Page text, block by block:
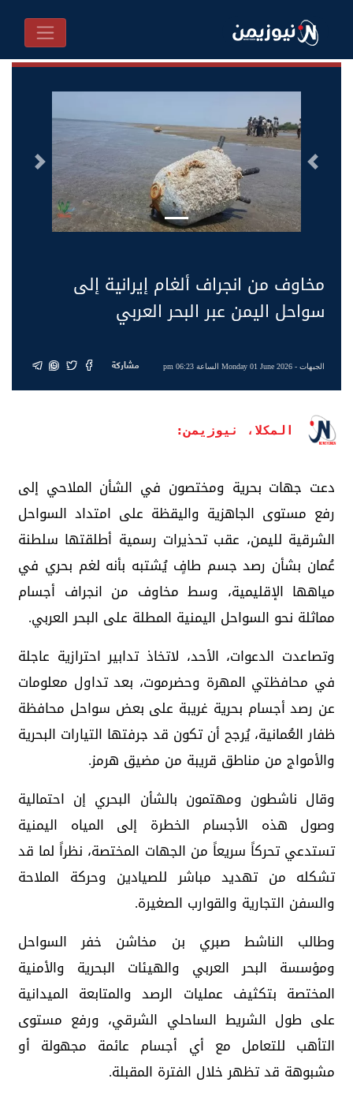
السابق التالى
مخاوف من انجراف ألغام إيرانية إلى
سواحل اليمن عبر البحر العربي
الجبهات- Monday 01 June 2026 الساعة 06:23 pm مشاركة
المكلا، نيوزيمن:
دعت جهات بحرية ومختصون في الشأن الملاحي إلى
رفع مستوى الجاهزية واليقظة على امتداد السواحل
الشرقية لليمن، عقب تحذيرات رسمية أطلقتها سلطنة
عُمان بشأن رصد جسم طافٍ يُشتبه بأنه لغم بحري في
مياهها الإقليمية، وسط مخاوف من انجراف أجسام
مماثلة نحو السواحل اليمنية المطلة على البحر العربي.
وتصاعدت الدعوات، الأحد، لاتخاذ تدابير احترازية عاجلة
في محافظتي المهرة وحضرموت، بعد تداول معلومات
عن رصد أجسام بحرية غريبة على بعض سواحل محافظة
ظفار العُمانية، يُرجح أن تكون قد جرفتها التيارات البحرية
والأمواج من مناطق قريبة من مضيق هرمز.
وقال ناشطون ومهتمون بالشأن البحري إن احتمالية
وصول هذه الأجسام الخطرة إلى المياه اليمنية
تستدعي تحركاً سريعاً من الجهات المختصة، نظراً لما قد
تشكله من تهديد مباشر للصيادين وحركة الملاحة
والسفن التجارية والقوارب الصغيرة.
وطالب الناشط صبري بن مخاشن خفر السواحل
ومؤسسة البحر العربي والهيئات البحرية والأمنية
المختصة بتكثيف عمليات الرصد والمتابعة الميدانية
على طول الشريط الساحلي الشرقي، ورفع مستوى
التأهب للتعامل مع أي أجسام عائمة مجهولة أو
مشبوهة قد تظهر خلال الفترة المقبلة.